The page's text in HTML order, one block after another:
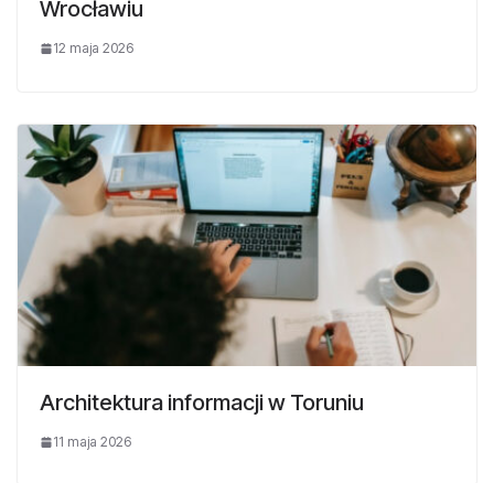
Wrocławiu
12 maja 2026
Architektura informacji w Toruniu
11 maja 2026